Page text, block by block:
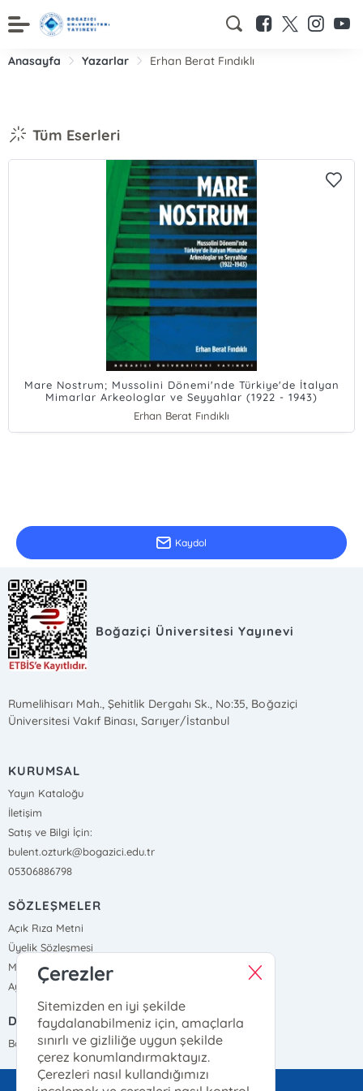
Anasayfa Yazarlar Erhan Berat Fındıklı
Tüm Eserleri
Mare Nostrum; Mussolini Dönemi'nde Türkiye'de İtalyan
Mimarlar Arkeologlar ve Seyyahlar (1922 - 1943)
Erhan Berat Fındıklı
Kaydol
Boğaziçi Üniversitesi Yayınevi
Rumelihisarı Mah., Şehitlik Dergahı Sk., No:35, Boğaziçi
Üniversitesi Vakıf Binası, Sarıyer/İstanbul
KURUMSAL
Yayın Kataloğu
İletişim
Satış ve Bilgi İçin:
bulent.ozturk@bogazici.edu.tr
05306886798
SÖZLEŞMELER
Açık Rıza Metni
Üyelik Sözleşmesi
Mesafeli Satış Sözleşmesi
Aydınlatma Metni, Gizlilik ve Çerez Politikası
DIŞ BAĞLANTILAR
Boğaziçi Üniversitesi
Çerezler
Sitemizden en iyi şekilde
faydalanabilmeniz için, amaçlarla
sınırlı ve gizliliğe uygun şekilde
çerez konumlandırmaktayız.
Çerezleri nasıl kullandığımızı